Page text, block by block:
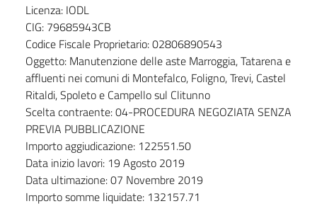
Licenza: IODL
CIG: 79685943CB
Codice Fiscale Proprietario: 02806890543
Oggetto: Manutenzione delle aste Marroggia, Tatarena e
affluenti nei comuni di Montefalco, Foligno, Trevi, Castel
Ritaldi, Spoleto e Campello sul Clitunno
Scelta contraente: 04-PROCEDURA NEGOZIATA SENZA
PREVIA PUBBLICAZIONE
Importo aggiudicazione: 122551.50
Data inizio lavori: 19 Agosto 2019
Data ultimazione: 07 Novembre 2019
Importo somme liquidate: 132157.71